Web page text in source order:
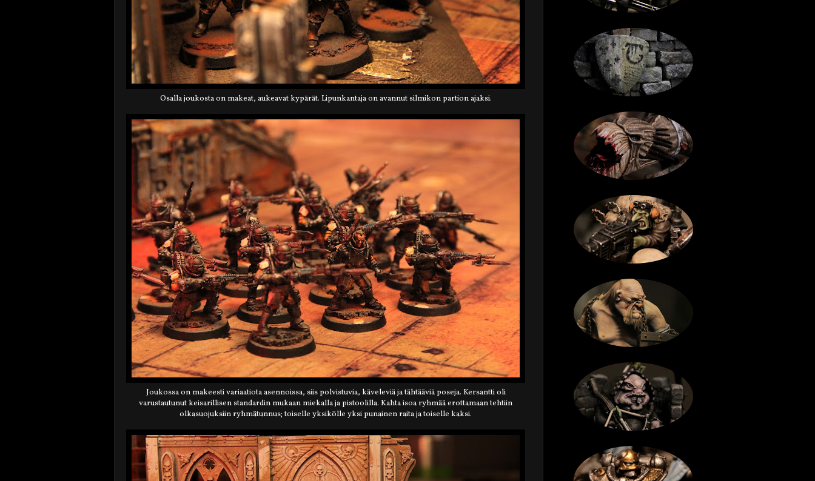
Osalla joukosta on makeat, aukeavat kypärät. Lipunkantaja on avannut silmikon partion ajaksi.
Joukossa on makeesti variaatiota asennoissa, siis polvistuvia, käveleviä ja tähtääviä poseja. Kersantti oli
varustautunut keisarillisen standardin mukaan miekalla ja pistoolilla. Kahta isoa ryhmää erottamaan tehtiin
olkasuojuksiin ryhmätunnus; toiselle yksikölle yksi punainen raita ja toiselle kaksi.